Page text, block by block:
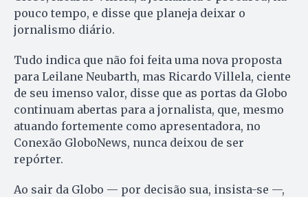
pouco tempo, e disse que planeja deixar o
jornalismo diário.
Tudo indica que não foi feita uma nova proposta
para Leilane Neubarth, mas Ricardo Villela, ciente
de seu imenso valor, disse que as portas da Globo
continuam abertas para a jornalista, que, mesmo
atuando fortemente como apresentadora, no
Conexão GloboNews, nunca deixou de ser
repórter.
Ao sair da Globo — por decisão sua, insista-se —,